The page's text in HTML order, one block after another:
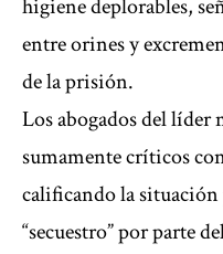
higiene deplorables,
entre orines y
de la prisión.
Los abogados del líder
sumamente críticos
calificando la
“secuestro” por parte